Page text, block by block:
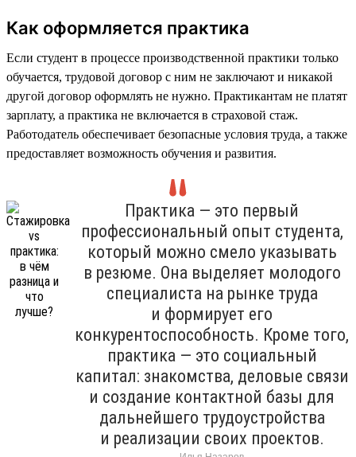
Как оформляется практика
Если студент в процессе производственной практики только
обучается, трудовой договор с ним не заключают и никакой
другой договор оформлять не нужно. Практикантам не платят
зарплату, а практика не включается в страховой стаж.
Работодатель обеспечивает безопасные условия труда, а также
предоставляет возможность обучения и развития.
Практика — это первый
профессиональный опыт студента,
который можно смело указывать
в резюме. Она выделяет молодого
специалиста на рынке труда
и формирует его
конкурентоспособность. Кроме того,
практика — это социальный
капитал: знакомства, деловые связи
и создание контактной базы для
дальнейшего трудоустройства
и реализации своих проектов.